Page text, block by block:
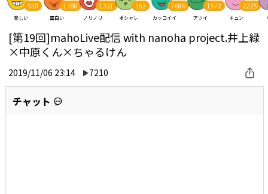
550
楽しい
1380
面白い
1331
ノリノリ
352
オシャレ
7686
カッコイイ
1572
アツイ
2225
キュン
[第19回]mahoLive配信 with nanoha project.井上緑
×中原くん×ちゃるけん
2019/11/06 23:14 7210
チャット